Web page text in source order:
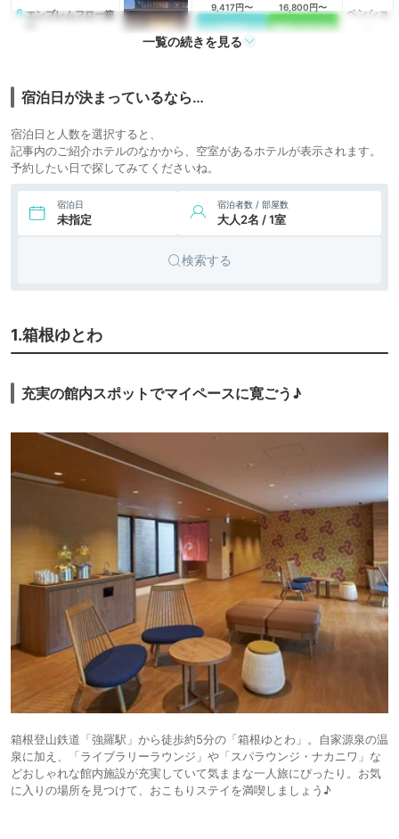
6.エンブレムフロー箱
9,417円〜
icotto
16,800円〜
楽天トラベル
ペンショ
一覧の続きを見る
宿泊日が決まっているなら…
宿泊日と人数を選択すると、
記事内のご紹介ホテルのなかから、空室があるホテルが表示されます。
予約したい日で探してみてくださいね。
宿泊日
未指定
宿泊者数 / 部屋数
大人2名 / 1室
検索する
1.箱根ゆとわ
充実の館内スポットでマイペースに寛ごう♪
箱根登山鉄道「強羅駅」から徒歩約5分の「箱根ゆとわ」。自家源泉の温
泉に加え、「ライブラリーラウンジ」や「スパラウンジ・ナカニワ」な
どおしゃれな館内施設が充実していて気ままな一人旅にぴったり。お気
に入りの場所を見つけて、おこもりステイを満喫しましょう♪